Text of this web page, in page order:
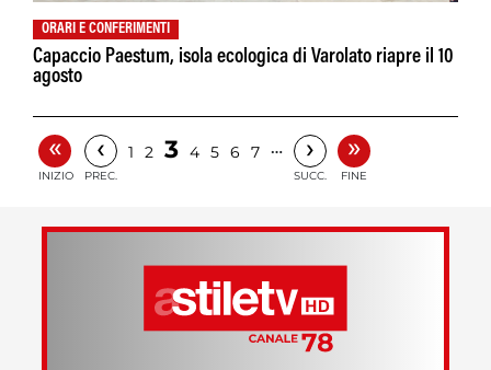
ORARI E CONFERIMENTI
Capaccio Paestum, isola ecologica di Varolato riapre il 10
agosto
«
INIZIO
‹
PREC.
1 2 3 4 5 6 7 … ›
SUCC.
»
FINE